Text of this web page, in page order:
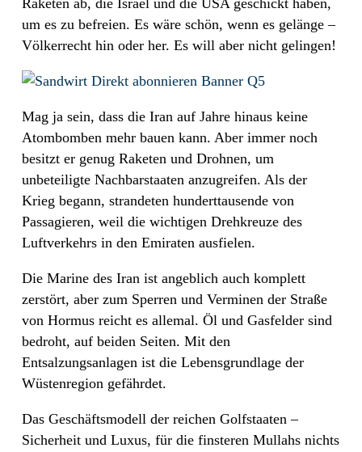
Raketen ab, die Israel und die USA geschickt haben,
um es zu befreien. Es wäre schön, wenn es gelänge –
Völkerrecht hin oder her. Es will aber nicht gelingen!
Mag ja sein, dass die Iran auf Jahre hinaus keine
Atombomben mehr bauen kann. Aber immer noch
besitzt er genug Raketen und Drohnen, um
unbeteiligte Nachbarstaaten anzugreifen. Als der
Krieg begann, strandeten hunderttausende von
Passagieren, weil die wichtigen Drehkreuze des
Luftverkehrs in den Emiraten ausfielen.
Die Marine des Iran ist angeblich auch komplett
zerstört, aber zum Sperren und Verminen der Straße
von Hormus reicht es allemal. Öl und Gasfelder sind
bedroht, auf beiden Seiten. Mit den
Entsalzungsanlagen ist die Lebensgrundlage der
Wüstenregion gefährdet.
Das Geschäftsmodell der reichen Golfstaaten –
Sicherheit und Luxus, für die finsteren Mullahs nichts